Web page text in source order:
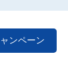
ンペーン